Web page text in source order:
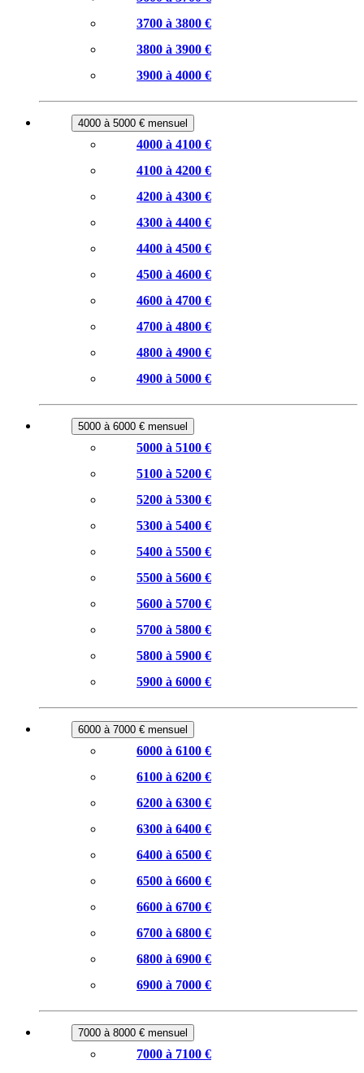
3700 à 3800 €
3800 à 3900 €
3900 à 4000 €
4000 à 5000 € mensuel
4000 à 4100 €
4100 à 4200 €
4200 à 4300 €
4300 à 4400 €
4400 à 4500 €
4500 à 4600 €
4600 à 4700 €
4700 à 4800 €
4800 à 4900 €
4900 à 5000 €
5000 à 6000 € mensuel
5000 à 5100 €
5100 à 5200 €
5200 à 5300 €
5300 à 5400 €
5400 à 5500 €
5500 à 5600 €
5600 à 5700 €
5700 à 5800 €
5800 à 5900 €
5900 à 6000 €
6000 à 7000 € mensuel
6000 à 6100 €
6100 à 6200 €
6200 à 6300 €
6300 à 6400 €
6400 à 6500 €
6500 à 6600 €
6600 à 6700 €
6700 à 6800 €
6800 à 6900 €
6900 à 7000 €
7000 à 8000 € mensuel
7000 à 7100 €